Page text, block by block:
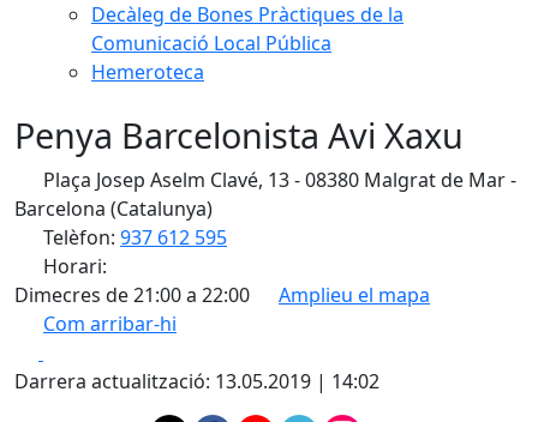
Decàleg de Bones Pràctiques de la
Comunicació Local Pública
Hemeroteca
Penya Barcelonista Avi Xaxu
Plaça Josep Aselm Clavé, 13 - 08380 Malgrat de Mar -
Barcelona (Catalunya)
Telèfon: 937 612 595
Horari:
Dimecres de 21:00 a 22:00
Amplieu el mapa
Com arribar-hi
+
Darrera actualització: 13.05.2019 | 14:02